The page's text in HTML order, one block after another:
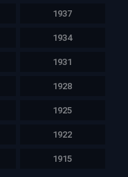
1937
1934
1931
1928
1925
1922
1915